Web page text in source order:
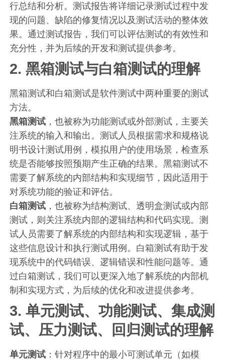
行总结和分析。测试报告将详细记录测试过程中发
现的问题、缺陷的修复情况以及测试活动的整体效
果。通过测试报告，我们可以评估测试的有效性和
充分性，并为后续的开发和测试提供参考。
2. 黑箱测试与白箱测试的理解
黑箱测试和白箱测试是软件测试中两种重要的测试
方法。
黑箱测试 ，也被称为功能测试或外部测试，主要关
注系统的输入和输出。测试人员根据需求和规格说
明书设计测试用例，模拟用户的使用场景，检查系
统是否能够按照预期产生正确的结果。黑箱测试不
需要了解系统的内部结构和实现细节，因此适用于
对系统功能的验证和评估。
白箱测试 ，也被称为结构测试、透明盒测试或内部
测试，则关注系统内部的逻辑结构和代码实现。测
试人员需要了解系统的内部结构和实现逻辑，基于
这些信息设计和执行测试用例。白箱测试有助于发
现系统中的代码错误、逻辑错误和性能问题等。通
过白箱测试，我们可以更深入地了解系统的内部机
制和实现方式，为后续的优化和改进提供参考。
3. 单元测试、功能测试、集成测
试、压力测试、回归测试的理解
单元测试 ：针对程序中的最小可测试单元（如模